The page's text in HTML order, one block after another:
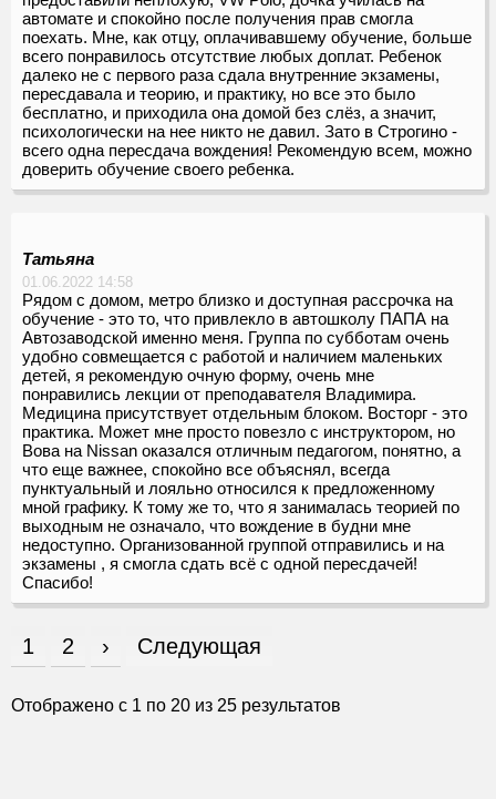
автомате и спокойно после получения прав смогла
поехать. Мне, как отцу, оплачивавшему обучение, больше
всего понравилось отсутствие любых доплат. Ребенок
далеко не с первого раза сдала внутренние экзамены,
пересдавала и теорию, и практику, но все это было
бесплатно, и приходила она домой без слёз, а значит,
психологически на нее никто не давил. Зато в Строгино -
всего одна пересдача вождения! Рекомендую всем, можно
доверить обучение своего ребенка.
Татьяна
01.06.2022 14:58
Рядом с домом, метро близко и доступная рассрочка на
обучение - это то, что привлекло в автошколу ПАПА на
Автозаводской именно меня. Группа по субботам очень
удобно совмещается с работой и наличием маленьких
детей, я рекомендую очную форму, очень мне
понравились лекции от преподавателя Владимира.
Медицина присутствует отдельным блоком. Восторг - это
практика. Может мне просто повезло с инструктором, но
Вова на Nissan оказался отличным педагогом, понятно, а
что еще важнее, спокойно все объяснял, всегда
пунктуальный и лояльно относился к предложенному
мной графику. К тому же то, что я занималась теорией по
выходным не означало, что вождение в будни мне
недоступно. Организованной группой отправились и на
экзамены , я смогла сдать всё с одной пересдачей!
Спасибо!
1 2 › Следующая
Отображено с 1 по 20 из 25 результатов